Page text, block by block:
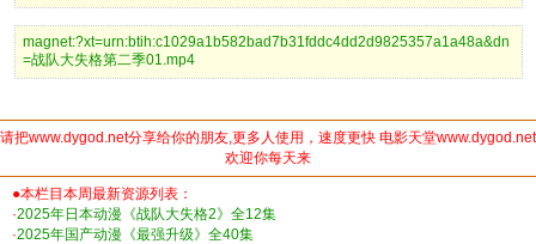
magnet:?xt=urn:btih:c1029a1b582bad7b31fddc4dd2d9825357a1a48a&dn
=战队大失格第二季01.mp4
请把www.dygod.net分享给你的朋友,更多人使用，速度更快 电影天堂www.dygod.net
欢迎你每天来
●本栏目本周最新资源列表：
·2025年日本动漫《战队大失格2》全12集
·2025年国产动漫《最强升级》全40集